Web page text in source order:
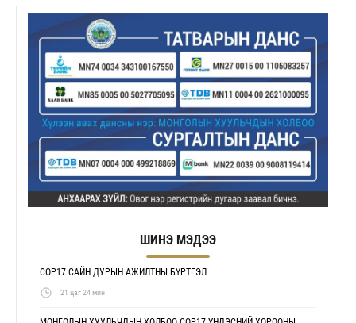
ШИНЭ МЭДЭЭ
COP17 САЙН ДУРЫН АЖИЛТНЫ БҮРТГЭЛ
21 цаг 24 мин